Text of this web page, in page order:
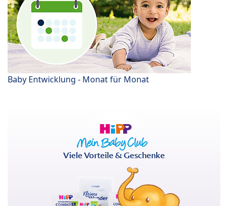
Baby Entwicklung - Monat für Monat
Viele Vorteile & Geschenke